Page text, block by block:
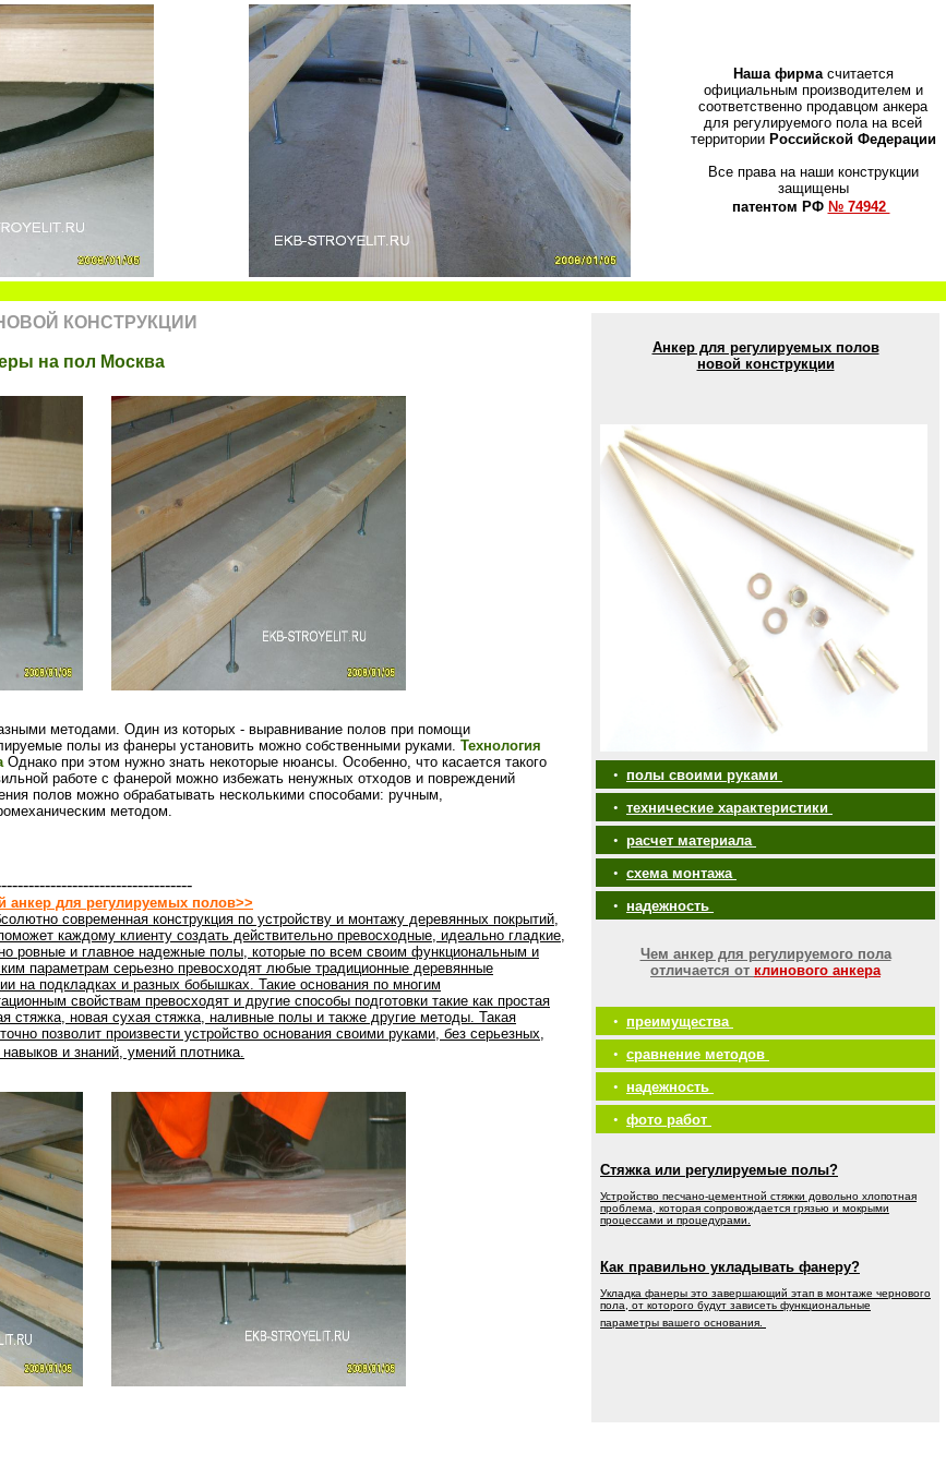
Наша фирмасчитается
официальным производителем и
соответственно продавцом анкера
для регулируемого пола на всей
территории Российской Федерации
Все права на наши конструкции
защищены
патентом РФ № 74942
КОНСТРУКЦИИ
на пол Москва
методами. Один из которых - выравнивание полов при помощи
полы из фанеры установить можно собственными руками. Технология
Однако при этом нужно знать некоторые нюансы. Особенно, что касается такого
работе с фанерой можно избежать ненужных отходов и повреждений
полов можно обрабатывать несколькими способами: ручным,
методом.
анкер для регулируемых полов>>
современная конструкция по устройству и монтажу деревянных покрытий,
каждому клиенту создать действительно превосходные, идеально гладкие,
ровные и главное надежные полы, которые по всем своим функциональным и
параметрам серьезно превосходят любые традиционные деревянные
на подкладках и разных бобышках. Такие основания по многим
свойствам превосходят и другие способы подготовки такие как простая
стяжка, новая сухая стяжка, наливные полы и также другие методы. Такая
позволит произвести устройство основания своими руками, без серьезных,
и знаний, умений плотника.
Анкер для регулируемых полов
новой конструкции
• полы своими руками
• технические характеристики
• расчет материала
• схема монтажа
• надежность
Чем анкер для регулируемого пола
отличается от клинового анкера
• преимущества
• сравнение методов
• надежность
• фото работ
Стяжка или регулируемые полы?
Устройство песчано-цементной стяжки довольно хлопотная
проблема, которая сопровождается грязью и мокрыми
процессами и процедурами.
Как правильно укладывать фанеру?
Укладка фанеры это завершающий этап в монтаже чернового
пола, от которого будут зависеть функциональные
параметры вашего основания.